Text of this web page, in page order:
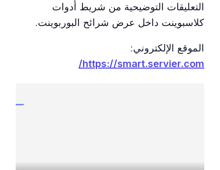
التعليقات التوضيحية من شريط أدوات
كلاسبوينت داخل عرض شرائح البوربوينت.
الموقع الإلكتروني:
https://smart.servier.com/